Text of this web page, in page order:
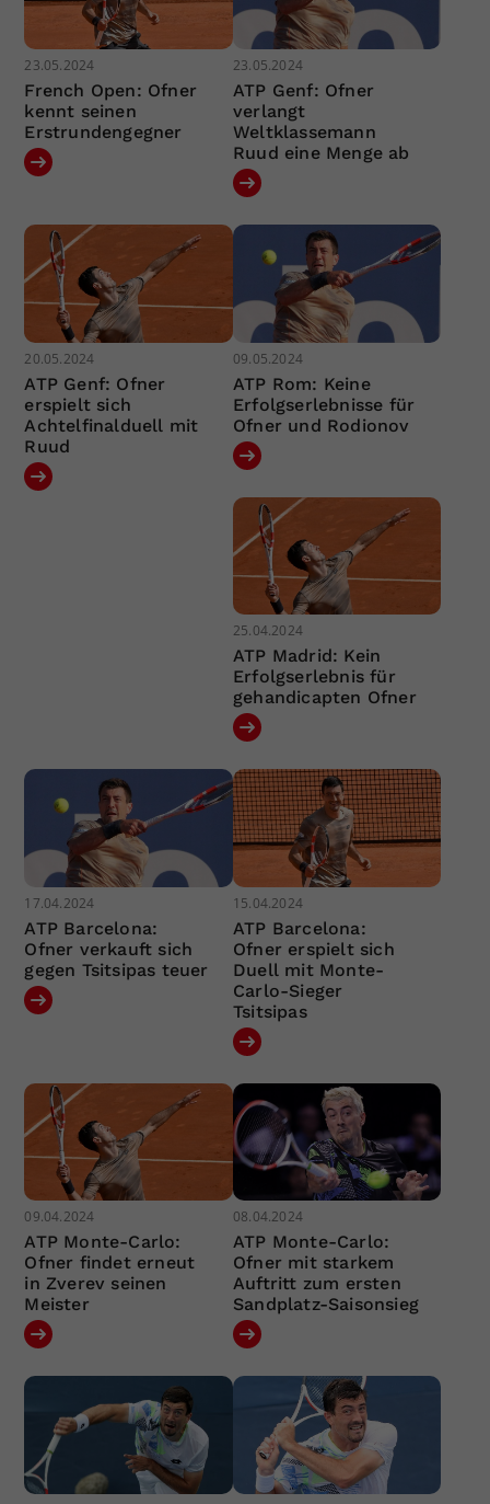
23.05.2024
French Open: Ofner
kennt seinen
Erstrundengegner
23.05.2024
ATP Genf: Ofner
verlangt
Weltklassemann
Ruud eine Menge ab
20.05.2024
ATP Genf: Ofner
erspielt sich
Achtelfinalduell mit
Ruud
09.05.2024
ATP Rom: Keine
Erfolgserlebnisse für
Ofner und Rodionov
25.04.2024
ATP Madrid: Kein
Erfolgserlebnis für
gehandicapten Ofner
17.04.2024
ATP Barcelona:
Ofner verkauft sich
gegen Tsitsipas teuer
15.04.2024
ATP Barcelona:
Ofner erspielt sich
Duell mit Monte-
Carlo-Sieger
Tsitsipas
09.04.2024
ATP Monte-Carlo:
Ofner findet erneut
in Zverev seinen
Meister
08.04.2024
ATP Monte-Carlo:
Ofner mit starkem
Auftritt zum ersten
Sandplatz-Saisonsieg